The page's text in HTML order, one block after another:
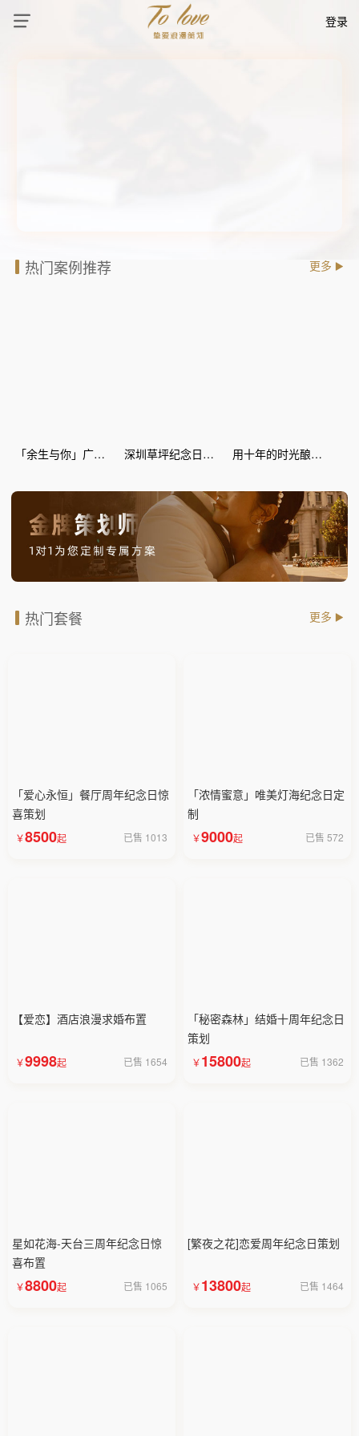
登录
热门案例推荐 更多
「余生与你」广场纪念日惊喜策划 深圳草坪纪念日惊喜策划 用十年的时光酿爱情的蜜糖--丽江灯海 纪念日惊喜
热门套餐 更多
「爱心永恒」餐厅周年纪念日惊
喜策划
8500 已售 1013
「浓情蜜意」唯美灯海纪念日定
制
9000 已售 572
【爱恋】酒店浪漫求婚布置
9998 已售 1654
「秘密森林」结婚十周年纪念日
策划
15800 已售 1362
星如花海-天台三周年纪念日惊
喜布置
8800 已售 1065
[繁夜之花]恋爱周年纪念日策划
13800 已售 1464